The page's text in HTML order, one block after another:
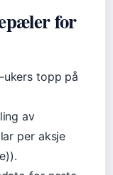
for
ukers topp på
av
per aksje